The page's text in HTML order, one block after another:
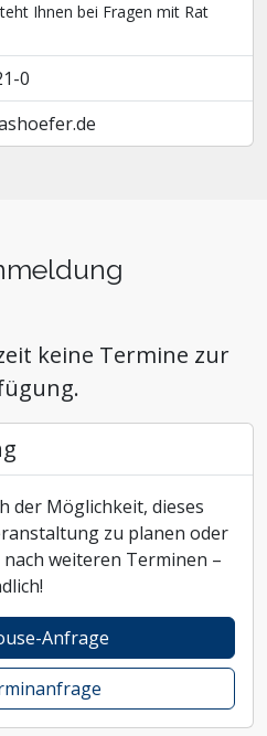
Ihnen bei Fragen mit Rat
0
keine Termine zur
der Möglichkeit, dieses
zu planen oder
weiteren Terminen –
Anfrage